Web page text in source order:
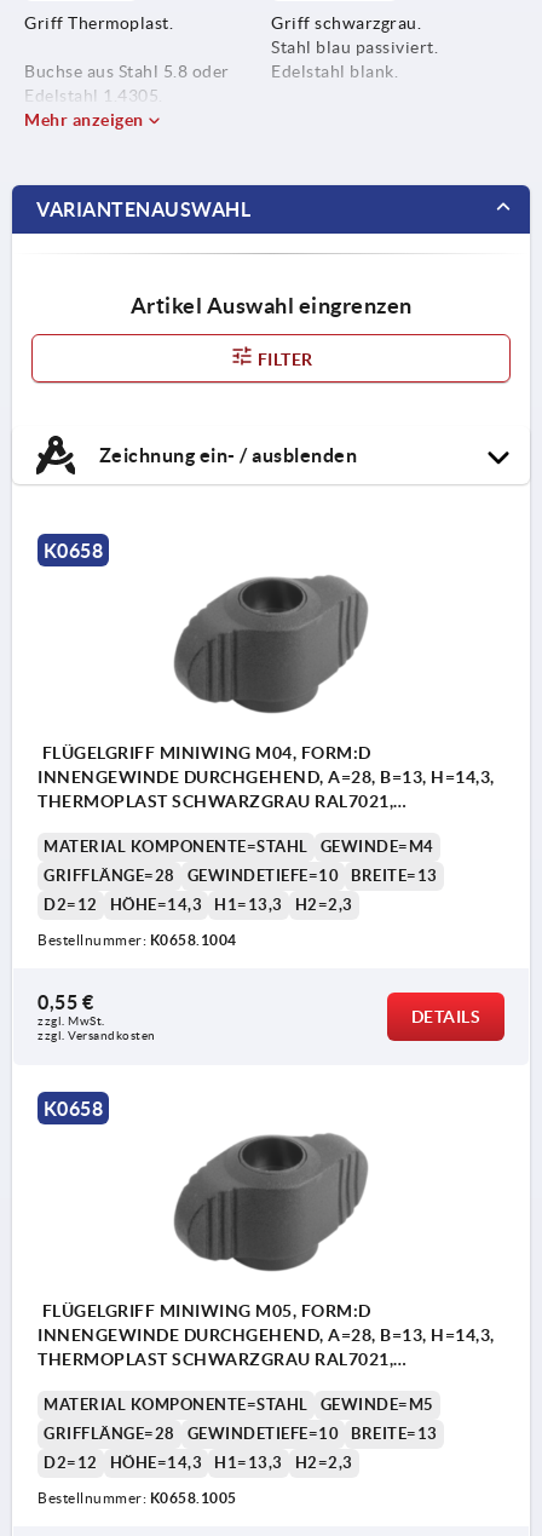
Griff Thermoplast.
Buchse aus Stahl 5.8 oder
Edelstahl 1.4305.
Griff schwarzgrau.
Stahl blau passiviert.
Edelstahl blank.
Mehr anzeigen
VARIANTENAUSWAHL
Artikel Auswahl eingrenzen
FILTER
Zeichnung ein- / ausblenden
K0658
FLÜGELGRIFF MINIWING M04, FORM:D
INNENGEWINDE DURCHGEHEND, A=28, B=13, H=14,3,
THERMOPLAST SCHWARZGRAU RAL7021,
MATERIAL KOMPONENTE=STAHL
GEWINDE=M4
GRIFFLÄNGE=28
GEWINDETIEFE=10
BREITE=13
D2=12
HÖHE=14,3 H1=13,3 H2=2,3
Bestellnummer: K0658.1004
0,55 €
zzgl. MwSt.
zzgl. Versandkosten
DETAILS
K0658
FLÜGELGRIFF MINIWING M05, FORM:D
INNENGEWINDE DURCHGEHEND, A=28, B=13, H=14,3,
THERMOPLAST SCHWARZGRAU RAL7021,
MATERIAL KOMPONENTE=STAHL
GEWINDE=M5
GRIFFLÄNGE=28
GEWINDETIEFE=10
BREITE=13
D2=12
HÖHE=14,3 H1=13,3 H2=2,3
Bestellnummer: K0658.1005